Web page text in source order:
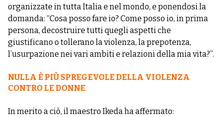
organizzate in tutta Italia e nel mondo, e ponendosi la
domanda: “Cosa posso fare io? Come posso io, in prima
persona, decostruire tutti quegli aspetti che
giustificano o tollerano la violenza, la prepotenza,
l’usurpazione nei vari ambiti e relazioni della mia vita?”.
NULLA È PIÙ SPREGEVOLE DELLA VIOLENZA
CONTRO LE DONNE
In merito a ciò, il maestro Ikeda ha affermato: